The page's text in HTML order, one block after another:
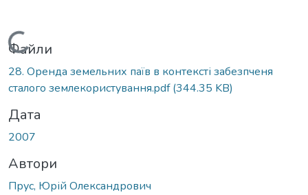
Вантажиться...
Файли
28. Оренда земельних паїв в контексті забезпченя
сталого землекористування.pdf(344.35 KB)
Дата
2007
Автори
Прус, Юрій Олександрович